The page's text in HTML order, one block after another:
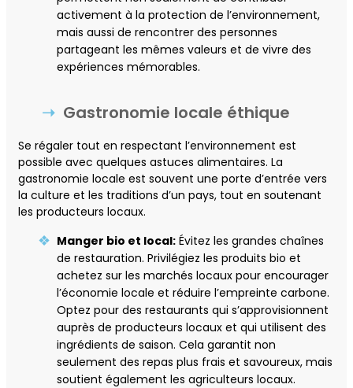
activement à la protection de l’environnement,
mais aussi de rencontrer des personnes
partageant les mêmes valeurs et de vivre des
expériences mémorables.
Gastronomie locale éthique
Se régaler tout en respectant l’environnement est
possible avec quelques astuces alimentaires. La
gastronomie locale est souvent une porte d’entrée vers
la culture et les traditions d’un pays, tout en soutenant
les producteurs locaux.
Manger bio et local: Évitez les grandes chaînes
de restauration. Privilégiez les produits bio et
achetez sur les marchés locaux pour encourager
l’économie locale et réduire l’empreinte carbone.
Optez pour des restaurants qui s’approvisionnent
auprès de producteurs locaux et qui utilisent des
ingrédients de saison. Cela garantit non
seulement des repas plus frais et savoureux, mais
soutient également les agriculteurs locaux.